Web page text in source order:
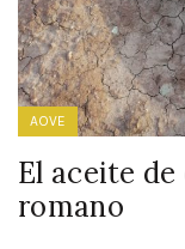
AOVE
El aceite
romano